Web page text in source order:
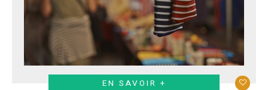
EN SAVOIR +